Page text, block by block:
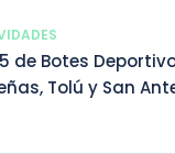
de Botes
Tolú y San